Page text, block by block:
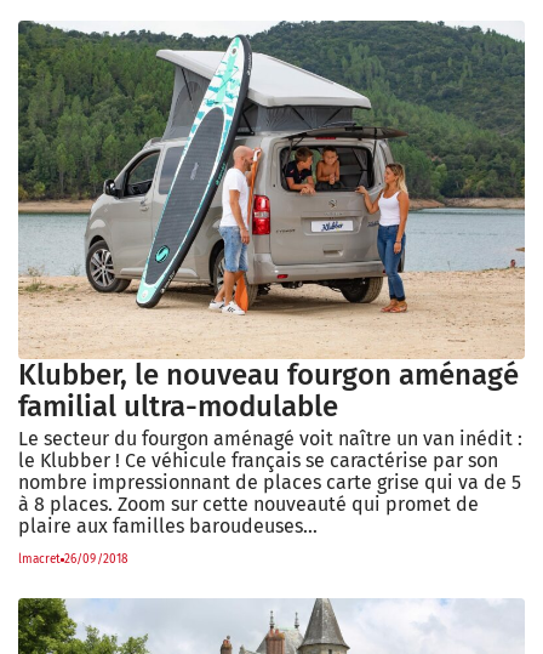
Klubber, le nouveau fourgon aménagé
familial ultra-modulable
Le secteur du fourgon aménagé voit naître un van inédit :
le Klubber ! Ce véhicule français se caractérise par son
nombre impressionnant de places carte grise qui va de 5
à 8 places. Zoom sur cette nouveauté qui promet de
plaire aux familles baroudeuses…
lmacret 26/09/2018